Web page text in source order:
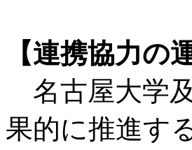
【連携協力の
名古屋大学
果的に推進す